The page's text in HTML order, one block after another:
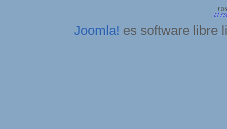
Joomla! es software libre